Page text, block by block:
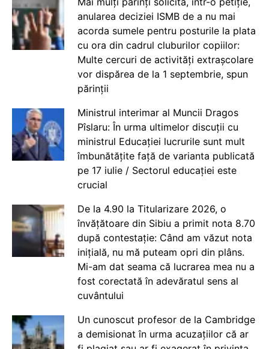
anularea deciziei ISMB de a nu mai
acorda sumele pentru posturile la plata
cu ora din cadrul cluburilor copiilor:
Multe cercuri de activități extrașcolare
vor dispărea de la 1 septembrie, spun
părinții
Ministrul interimar al Muncii Dragos
Pîslaru: În urma ultimelor discuții cu
ministrul Educației lucrurile sunt mult
îmbunătățite față de varianta publicată
pe 17 iulie / Sectorul educației este
crucial
De la 4.90 la Titularizare 2026, o
învățătoare din Sibiu a primit nota 8.70
după contestație: Când am văzut nota
inițială, nu mă puteam opri din plâns.
Mi-am dat seama că lucrarea mea nu a
fost corectată în adevăratul sens al
cuvântului
Un cunoscut profesor de la Cambridge
a demisionat în urma acuzațiilor că ar